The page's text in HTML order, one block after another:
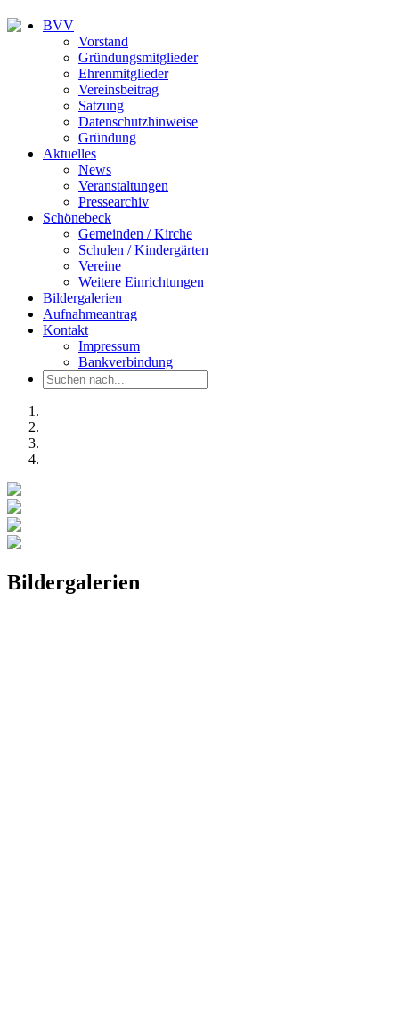
BVV
Vorstand
Gründungsmitglieder
Ehrenmitglieder
Vereinsbeitrag
Satzung
Datenschutzhinweise
Gründung
Aktuelles
News
Veranstaltungen
Pressearchiv
Schönebeck
Gemeinden / Kirche
Schulen / Kindergärten
Vereine
Weitere Einrichtungen
Bildergalerien
Aufnahmeantrag
Kontakt
Impressum
Bankverbindung
Bildergalerien